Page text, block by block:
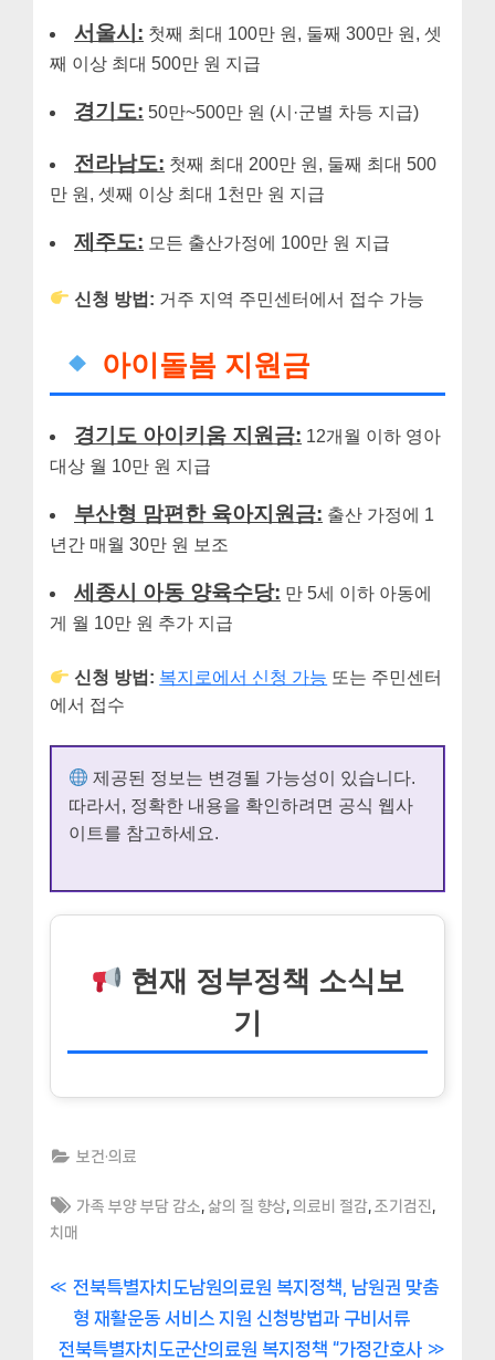
서울시: 첫째 최대 100만 원, 둘째 300만 원, 셋
째 이상 최대 500만 원 지급
경기도: 50만~500만 원 (시·군별 차등 지급)
전라남도: 첫째 최대 200만 원, 둘째 최대 500
만 원, 셋째 이상 최대 1천만 원 지급
제주도: 모든 출산가정에 100만 원 지급
신청 방법: 거주 지역 주민센터에서 접수 가능
아이돌봄 지원금
경기도 아이키움 지원금: 12개월 이하 영아
대상 월 10만 원 지급
부산형 맘편한 육아지원금: 출산 가정에 1
년간 매월 30만 원 보조
세종시 아동 양육수당: 만 5세 이하 아동에
게 월 10만 원 추가 지급
신청 방법: 복지로에서 신청 가능 또는 주민센터
에서 접수
제공된 정보는 변경될 가능성이 있습니다.
따라서, 정확한 내용을 확인하려면 공식 웹사
이트를 참고하세요.
현재 정부정책 소식보
기
보건·의료
Tags:
가족 부양 부담 감소 삶의 질 향상 의료비 절감 조기검진
치매
글
내
P
r
e
전북특별자치도남원의료원 복지정책, 남원권 맞춤
형 재활운동 서비스 지원 신청방법과 구비서류
N
전북특별자치도군산의료원 복지정책 “가정간호사